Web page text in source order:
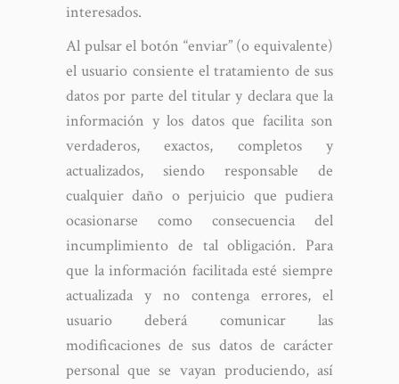
interesados.
Al pulsar el botón “enviar” (o equivalente)
el usuario consiente el tratamiento de sus
datos por parte del titular y declara que la
información y los datos que facilita son
verdaderos, exactos, completos y
actualizados, siendo responsable de
cualquier daño o perjuicio que pudiera
ocasionarse como consecuencia del
incumplimiento de tal obligación. Para
que la información facilitada esté siempre
actualizada y no contenga errores, el
usuario deberá comunicar las
modificaciones de sus datos de carácter
personal que se vayan produciendo, así